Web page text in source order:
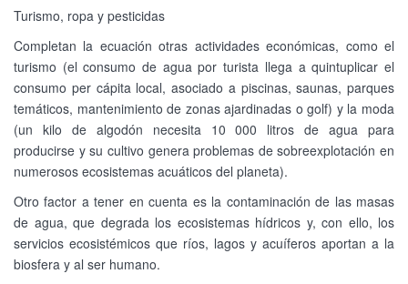
Turismo, ropa y pesticidas
Completan la ecuación otras actividades económicas, como el
turismo (el consumo de agua por turista llega a quintuplicar el
consumo per cápita local, asociado a piscinas, saunas, parques
temáticos, mantenimiento de zonas ajardinadas o golf) y la moda
(un kilo de algodón necesita 10 000 litros de agua para
producirse y su cultivo genera problemas de sobreexplotación en
numerosos ecosistemas acuáticos del planeta).
Otro factor a tener en cuenta es la contaminación de las masas
de agua, que degrada los ecosistemas hídricos y, con ello, los
servicios ecosistémicos que ríos, lagos y acuíferos aportan a la
biosfera y al ser humano.